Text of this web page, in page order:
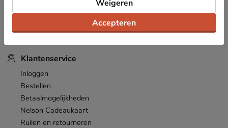
Klantenservice
Inloggen
Bestellen
Betaalmogelijkheden
Nelson Cadeaukaart
Ruilen en retourneren
E-mailadres
Bekijk deactievoorwaarden.
Accepteren
Weigeren